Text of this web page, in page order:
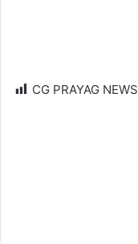
CG PRAYAG NEWS